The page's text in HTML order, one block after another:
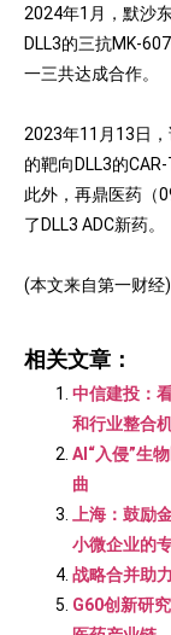
2024年1月，默沙
DLL3的三抗MK-
一三共达成合作。
2023年11月13日
的靶向DLL3的CAR-
此外，再鼎医药（
了DLL3 ADC新药。
(本文来自第一财经)
相关文章：
中信建投：
和行业整合
AI“入侵”生
曲
上海：鼓励
小微企业的
战略合并助
G60创新研